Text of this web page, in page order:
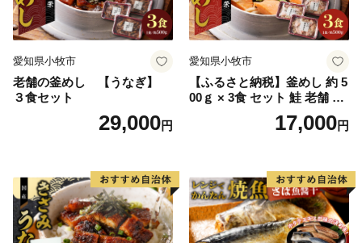
愛知県小牧市
老舗の釜めし 【うなぎ】
３食セット
29,000円
愛知県小牧市
【ふるさと納税】釜めし 約 5
00ｇ × 3食 セット 鮭 老舗 急
速冷凍 レンチン 時短 簡単調
理 食品 加工品 海鮮 手作り
り寄せグルメ 愛知県 小牧市
送料無料
17,000円